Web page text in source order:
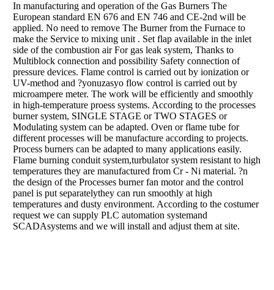
In manufacturing and operation of the Gas Burners The
European standard EN 676 and EN 746 and CE-2nd will be
applied. No need to remove The Burner from the Furnace to
make the Service to mixing unit . Set flap available in the inlet
side of the combustion air For gas leak system, Thanks to
Multiblock connection and possibility Safety connection of
pressure devices. Flame control is carried out by ionization or
UV-method and ?yonuzasyo flow control is carried out by
microampere meter. The work will be efficiently and smoothly
in high-temperature proess systems. According to the processes
burner system, SINGLE STAGE or TWO STAGES or
Modulating system can be adapted. Oven or flame tube for
different processes will be manufacture according to projects.
Process burners can be adapted to many applications easily.
Flame burning conduit system,turbulator system resistant to high
temperatures they are manufactured from Cr - Ni material. ?n
the design of the Processes burner fan motor and the control
panel is put separatelythey can run smoothly at high
temperatures and dusty environment. According to the costumer
request we can supply PLC automation systemand
SCADAsystems and we will install and adjust them at site.